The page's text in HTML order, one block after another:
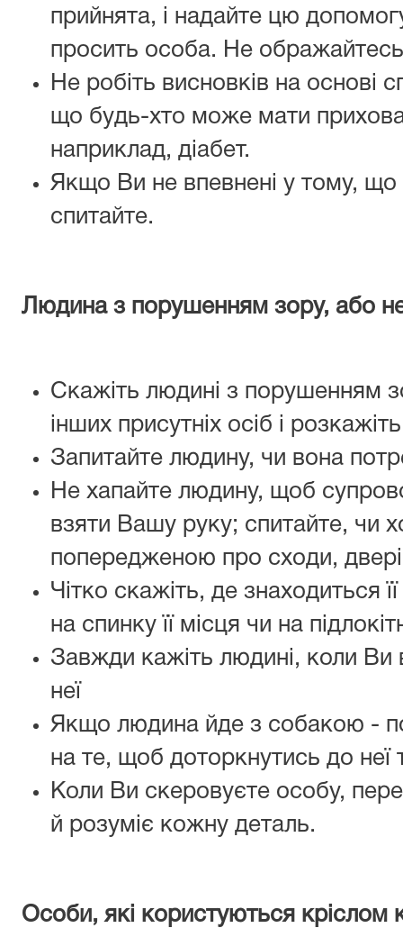
прийнята, і надайте цю
просить особа. Не
Не робіть висновків на основі
що будь-хто може мати
наприклад, діабет.
Якщо Ви не впевнені у тому,
спитайте.
Людина з порушенням зору, або
Скажіть людині з порушенням
інших присутніх осіб і
Запитайте людину, чи вона
Не хапайте людину, щоб
взяти Вашу руку; спитайте, чи
попередженою про сходи,
Чітко скажіть, де знаходиться
на спинку її місця чи на
Завжди кажіть людині, коли Ви
неї
Якщо людина йде з собакою -
на те, щоб доторкнутись до неї
Коли Ви скеровуєте особу,
й розуміє кожну деталь.
Особи, які користуються кріслом